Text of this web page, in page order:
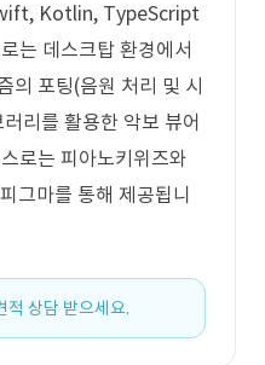
Kotlin, TypeScript
는 데스크탑 환경에서
의 포팅(음원 처리 및 시
리를 활용한 악보 뷰어
로는 피아노키위즈와
그마를 통해 제공됩니
적 상담 받으세요.